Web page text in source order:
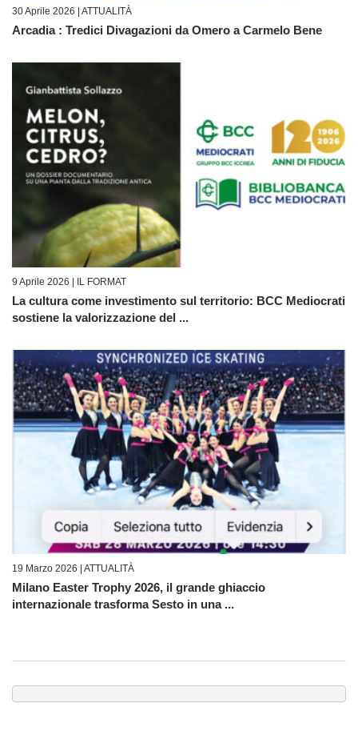
30 Aprile 2026 | ATTUALITÀ
Arcadia : Tredici Divagazioni da Omero a Carmelo Bene
9 Aprile 2026 | IL FORMAT
La cultura come investimento sul territorio: BCC Mediocrati
sostiene la valorizzazione del ...
19 Marzo 2026 | ATTUALITÀ
Milano Easter Trophy 2026, il grande ghiaccio
internazionale trasforma Sesto in una ...